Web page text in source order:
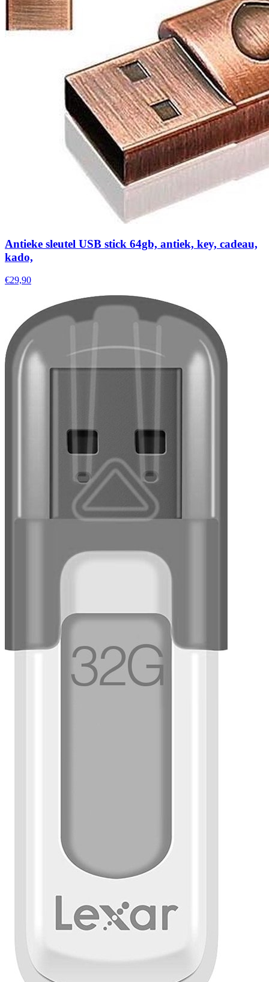
Antieke sleutel USB stick 64gb, antiek, key, cadeau,
kado,
€29,90